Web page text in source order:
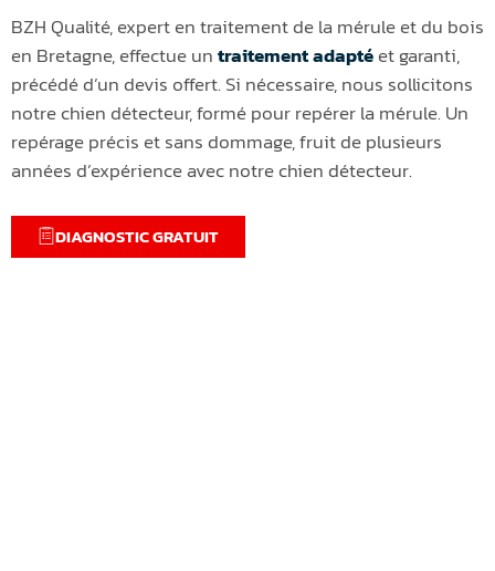
BZH Qualité, expert en traitement de la mérule et du bois
en Bretagne, effectue untraitement adaptéet garanti,
précédé d’un devis offert. Si nécessaire, nous sollicitons
notre chien détecteur, formé pour repérer la mérule. Un
repérage précis et sans dommage, fruit de plusieurs
années d’expérience avec notre chien détecteur.
DIAGNOSTIC GRATUIT